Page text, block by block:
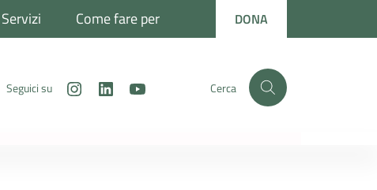
Servizi Come fare per DONA
Seguici su Instagram
LinkedIn Cerca